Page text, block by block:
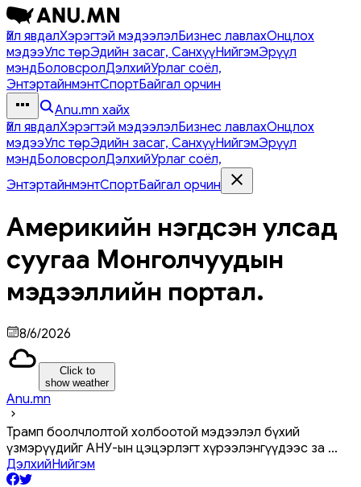
Үйл явдалХэрэгтэй мэдээлэлБизнес лавлахОнцлох
мэдээУлс төрЭдийн засаг, СанхүүНийгэмЭрүүл
мэндБоловсролДэлхийУрлаг соёл,
ЭнтэртайнмэнтСпортБайгал орчин
Anu.mn хайх
Үйл явдалХэрэгтэй мэдээлэлБизнес лавлахОнцлох
мэдээУлс төрЭдийн засаг, СанхүүНийгэмЭрүүл
мэндБоловсролДэлхийУрлаг соёл,
ЭнтэртайнмэнтСпортБайгал орчин
Америкийн нэгдсэн улсад
суугаа Монголчуудын
мэдээллийн портал.
8/6/2026
Click to
show weather
Anu.mn
Трамп боолчлолтой холбоотой мэдээлэл бүхий
үзмэрүүдийг АНУ-ын цэцэрлэгт хүрээлэнгүүдээс за ...
ДэлхийНийгэм